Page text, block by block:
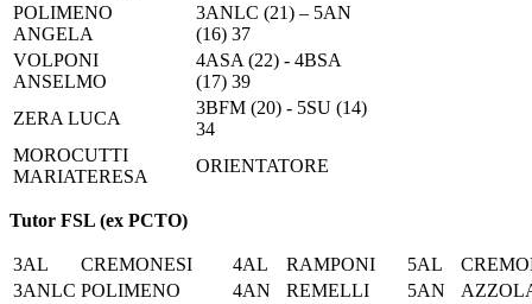
POLIMENO
ANGELA
3ANLC (21) – 5AN
(16) 37
VOLPONI
ANSELMO
4ASA (22) - 4BSA
(17) 39
ZERA LUCA
3BFM (20) - 5SU (14)
34
MOROCUTTI
MARIATERESA
ORIENTATORE
Tutor FSL (ex PCTO)
3AL CREMONESI 4AL RAMPONI 5AL
3ANLC POLIMENO 4AN REMELLI 5AN